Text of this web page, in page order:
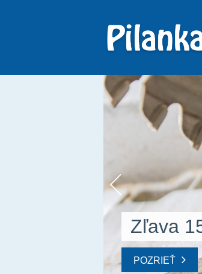
Zľava
POZRIEŤ